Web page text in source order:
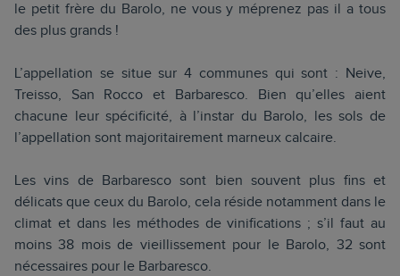
le petit frère du Barolo, ne vous y méprenez pas il a tous
des plus grands !
L’appellation se situe sur 4 communes qui sont : Neive,
Treisso, San Rocco et Barbaresco. Bien qu’elles aient
chacune leur spécificité, à l’instar du Barolo, les sols de
l’appellation sont majoritairement marneux calcaire.
Les vins de Barbaresco sont bien souvent plus fins et
délicats que ceux du Barolo, cela réside notamment dans le
climat et dans les méthodes de vinifications ; s’il faut au
moins 38 mois de vieillissement pour le Barolo, 32 sont
nécessaires pour le Barbaresco.